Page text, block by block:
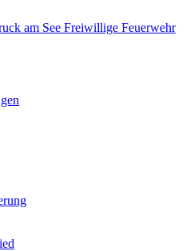
Freiwillige Feuerwehr